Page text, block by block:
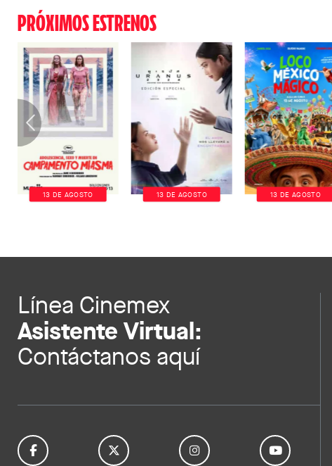
PRÓXIMOS ESTRENOS
13 DE AGOSTO 13 DE AGOSTO 13 DE AGOSTO
Línea Cinemex
Asistente Virtual:
Contáctanos aquí